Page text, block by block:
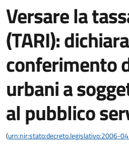
Versare la
(TARI):
conferimento
urbani a
al pubblico
(urn:nir:stato:decreto.legislativo:2006-